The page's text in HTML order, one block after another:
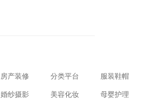
房产装修 分类平台 服装鞋帽
婚纱摄影 美容化妆 母婴护理